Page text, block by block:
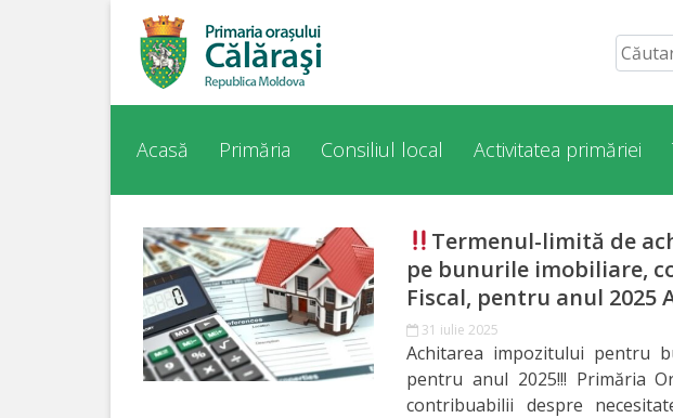
orașul
Călărași
Orașului
Personalități
Acasă Primăria Consiliul local Activitatea primăriei
Termenul-limită de
pe bunurile imobiliare,
Fiscal, pentru anul 2025 A
31 iulie 2025
Achitarea impozitului pentru
pentru anul 2025!!! Primăria
contribuabilii despre